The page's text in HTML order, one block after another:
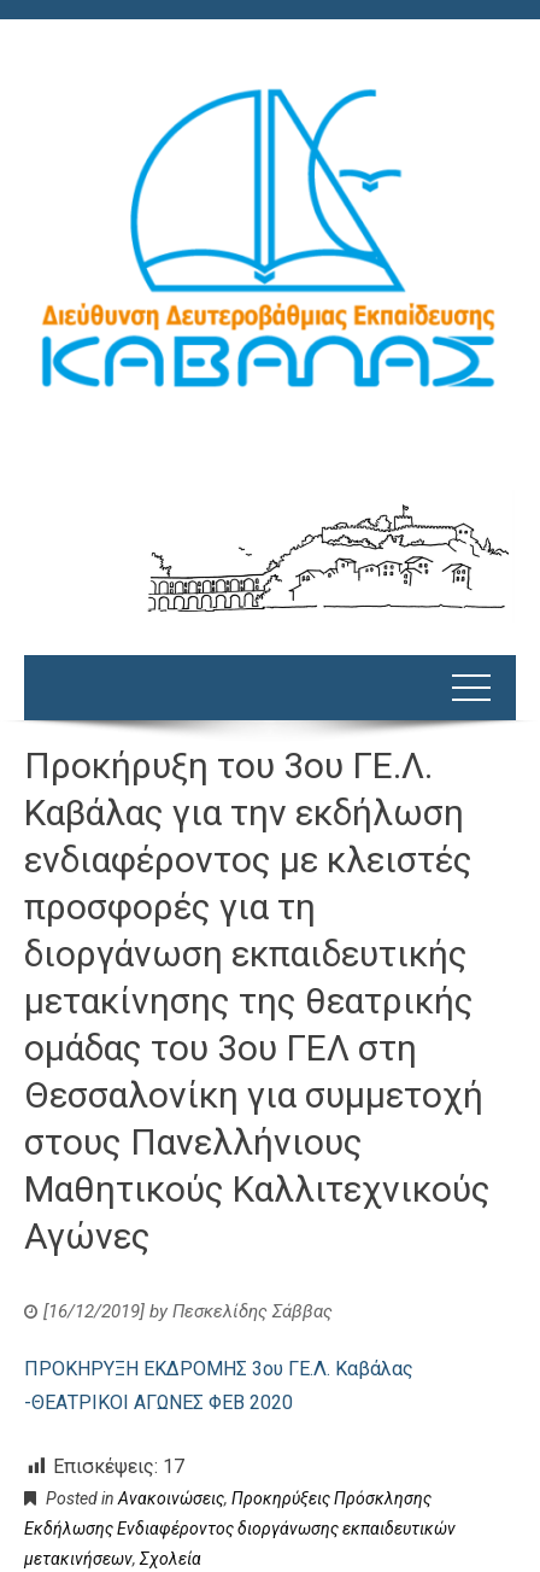
Προκήρυξη του 3ου ΓΕ.Λ.
Καβάλας για την εκδήλωση
ενδιαφέροντος με κλειστές
προσφορές για τη
διοργάνωση εκπαιδευτικής
μετακίνησης της θεατρικής
ομάδας του 3ου ΓΕΛ στη
Θεσσαλονίκη για συμμετοχή
στους Πανελλήνιους
Μαθητικούς Καλλιτεχνικούς
Αγώνες
[16/12/2019] by Πεσκελίδης Σάββας
ΠΡΟΚΗΡΥΞΗ ΕΚΔΡΟΜΗΣ 3ου ΓΕ.Λ. Καβάλας
-ΘΕΑΤΡΙΚΟΙ ΑΓΩΝΕΣ ΦΕΒ 2020
Επισκέψεις: 17
Posted in Ανακοινώσεις, Προκηρύξεις Πρόσκλησης
Εκδήλωσης Ενδιαφέροντος διοργάνωσης εκπαιδευτικών
μετακινήσεων, Σχολεία